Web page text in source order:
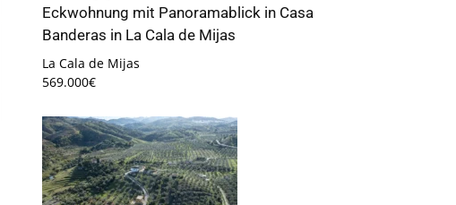
Eckwohnung mit Panoramablick in Casa
Banderas in La Cala de Mijas
La Cala de Mijas
569.000€